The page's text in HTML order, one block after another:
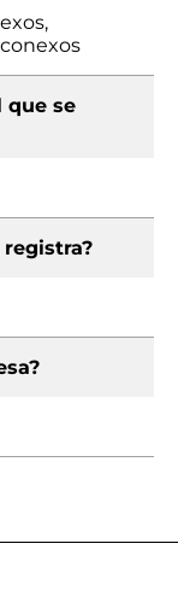
que se
registra?